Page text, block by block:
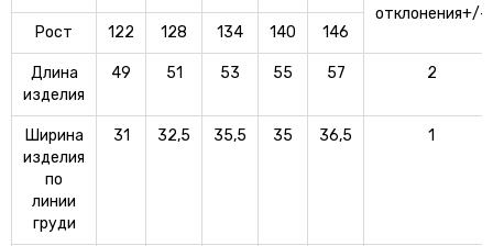
отклонения+/-
Рост
122 128 134 140 146
Длина
изделия
49 51 53 55 57 2
Ширина
изделия
по
линии
груди
31 32,5 35,5 35 36,5 1